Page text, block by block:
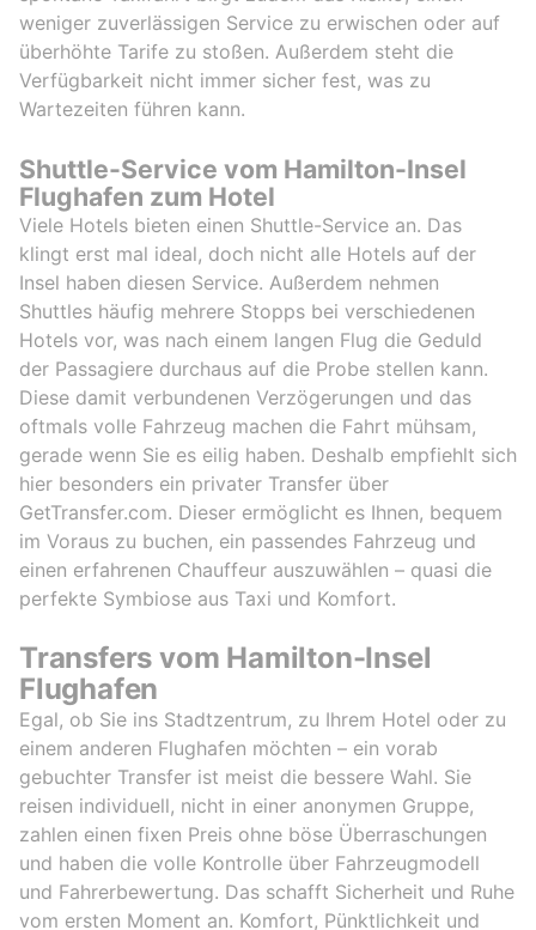
weniger zuverlässigen Service zu erwischen oder auf
überhöhte Tarife zu stoßen. Außerdem steht die
Verfügbarkeit nicht immer sicher fest, was zu
Wartezeiten führen kann.
Shuttle-Service vom Hamilton-Insel
Flughafen zum Hotel
Viele Hotels bieten einen Shuttle-Service an. Das
klingt erst mal ideal, doch nicht alle Hotels auf der
Insel haben diesen Service. Außerdem nehmen
Shuttles häufig mehrere Stopps bei verschiedenen
Hotels vor, was nach einem langen Flug die Geduld
der Passagiere durchaus auf die Probe stellen kann.
Diese damit verbundenen Verzögerungen und das
oftmals volle Fahrzeug machen die Fahrt mühsam,
gerade wenn Sie es eilig haben. Deshalb empfiehlt sich
hier besonders ein privater Transfer über
GetTransfer.com. Dieser ermöglicht es Ihnen, bequem
im Voraus zu buchen, ein passendes Fahrzeug und
einen erfahrenen Chauffeur auszuwählen – quasi die
perfekte Symbiose aus Taxi und Komfort.
Transfers vom Hamilton-Insel
Flughafen
Egal, ob Sie ins Stadtzentrum, zu Ihrem Hotel oder zu
einem anderen Flughafen möchten – ein vorab
gebuchter Transfer ist meist die bessere Wahl. Sie
reisen individuell, nicht in einer anonymen Gruppe,
zahlen einen fixen Preis ohne böse Überraschungen
und haben die volle Kontrolle über Fahrzeugmodell
und Fahrerbewertung. Das schafft Sicherheit und Ruhe
vom ersten Moment an. Komfort, Pünktlichkeit und